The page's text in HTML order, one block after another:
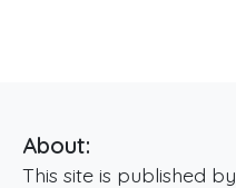
About:
This site is published by